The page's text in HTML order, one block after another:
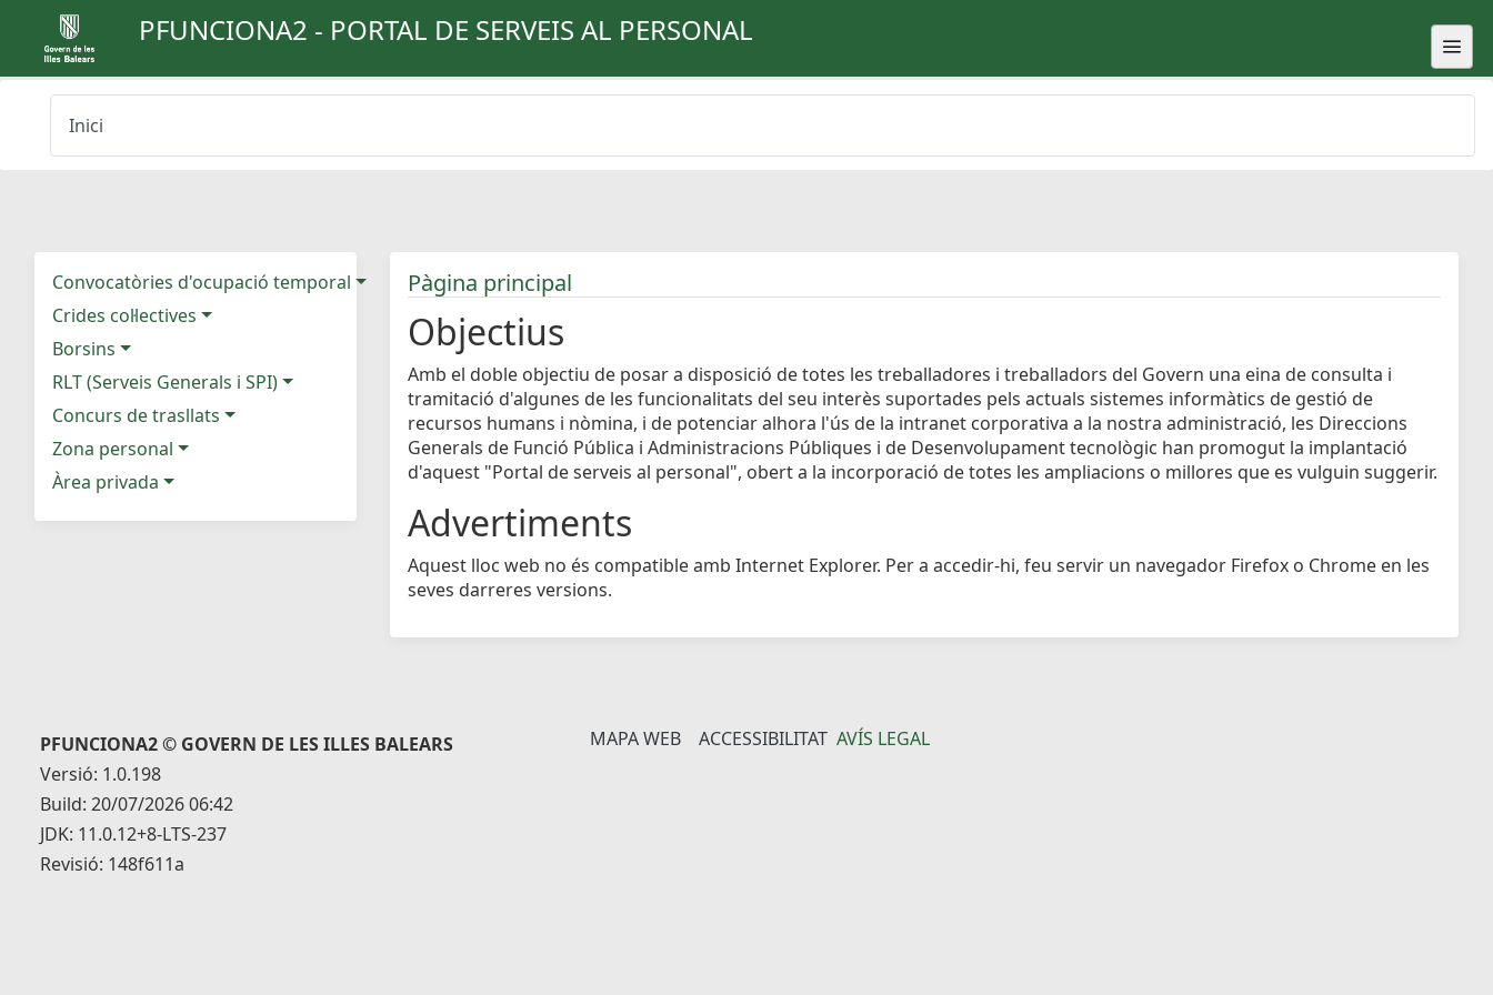
PFUNCIONA2 - PORTAL DE SERVEIS AL PERSONAL
Inici
Convocatòries d'ocupació temporal
Crides col·lectives
Borsins
RLT (Serveis Generals i SPI)
Concurs de trasllats
Zona personal
Àrea privada
Pàgina principal
Objectius
Amb el doble objectiu de posar a disposició de totes les treballadores i treballadors del Govern una eina de consulta i
tramitació d'algunes de les funcionalitats del seu interès suportades pels actuals sistemes informàtics de gestió de
recursos humans i nòmina, i de potenciar alhora l'ús de la intranet corporativa a la nostra administració, les Direccions
Generals de Funció Pública i Administracions Públiques i de Desenvolupament tecnològic han promogut la implantació
d'aquest "Portal de serveis al personal", obert a la incorporació de totes les ampliacions o millores que es vulguin suggerir.
Advertiments
Aquest lloc web no és compatible amb Internet Explorer. Per a accedir-hi, feu servir un navegador Firefox o Chrome en les
seves darreres versions.
PFUNCIONA2 © GOVERN DE LES ILLES BALEARS
Versió: 1.0.198
Build: 20/07/2026 06:42
JDK: 11.0.12+8-LTS-237
Revisió: 148f611a
MAPA WEB ACCESSIBILITAT AVÍS LEGAL